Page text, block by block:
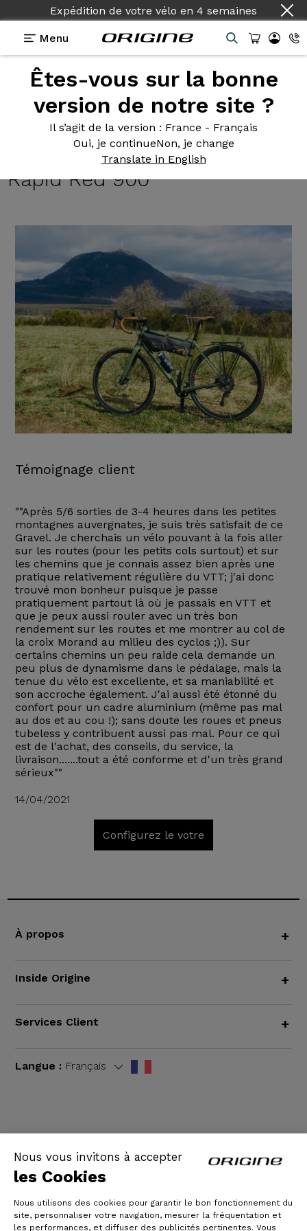
Nous vous invitons à accepter
les Cookies
Nous utilisons des cookies pour garantir le bon fonctionnement du
site, personnaliser votre navigation, mesurer la fréquentation et
les performances, et diffuser des publicités pertinentes. Vous
Expédition de votre vélo en 4 semaines
Menu
Êtes-vous sur la bonne
version de notre site ?
Il s’agit de la version : France - Français
Oui, je continueNon, je change
Translate in English
Témoignages>Trail Gravel - Shimano GRX 600
Trail Gravel- Shimano GRX
600 1x11v - Roues Fulcrum
Rapid Red 900
Témoignage client
""Après 5/6 sorties de 3-4 heures dans les petites
montagnes auvergnates, je suis très satisfait de ce
Gravel. Je cherchais un vélo pouvant à la fois aller
sur les routes (pour les petits cols surtout) et sur
les chemins que je connais assez bien après une
pratique relativement régulière du VTT; j'ai donc
trouvé mon bonheur puisque je passe
pratiquement partout là où je passais en VTT et
que je peux aussi rouler avec un très bon
rendement sur les routes et me montrer au col de
la croix Morand au milieu des cyclos ;)). Sur
certains chemins un peu raide cela demande un
peu plus de dynamisme dans le pédalage, mais la
tenue du vélo est excellente, et sa maniabilité et
son accroche également. J'ai aussi été étonné du
confort pour un cadre aluminium (même pas mal
au dos et au cou !); sans doute les roues et pneus
tubeless y contribuent aussi pas mal. Pour ce qui
est de l'achat, des conseils, du service, la
livraison.......tout a été conforme et d'un très grand
sérieux""
14/04/2021
Configurez le votre
À propos +
Inside Origine +
Services Client +
Langue : Français